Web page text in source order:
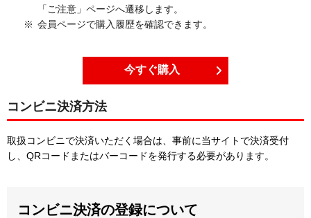
「ご注意」ページへ遷移します。
会員ページで購入履歴を確認できます。
今すぐ購入
コンビニ決済方法
取扱コンビニで決済いただく場合は、事前に当サイトで決済受付
し、QRコードまたはバーコードを発行する必要があります。
コンビニ決済の登録について